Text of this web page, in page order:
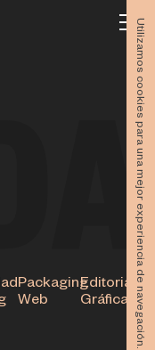
Utilizamos cookies para una mejor experiencia de navegación.
PackagingEditorial
Web Gráfica